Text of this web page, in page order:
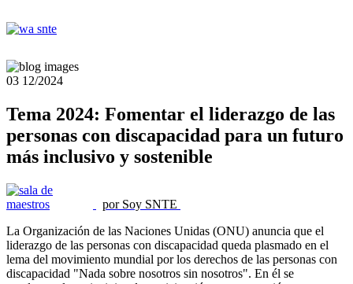
03 12/2024
Tema 2024: Fomentar el liderazgo de las
personas con discapacidad para un futuro
más inclusivo y sostenible
por Soy SNTE
La Organización de las Naciones Unidas (ONU) anuncia que el
liderazgo de las personas con discapacidad queda plasmado en el
lema del movimiento mundial por los derechos de las personas con
discapacidad "Nada sobre nosotros sin nosotros". En él se